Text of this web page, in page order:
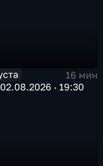
16 мин
· 19:30